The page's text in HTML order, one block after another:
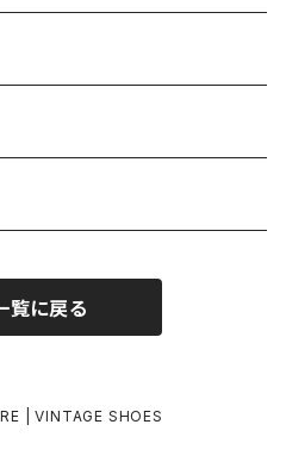
覧に戻る
| VINTAGE SHOES